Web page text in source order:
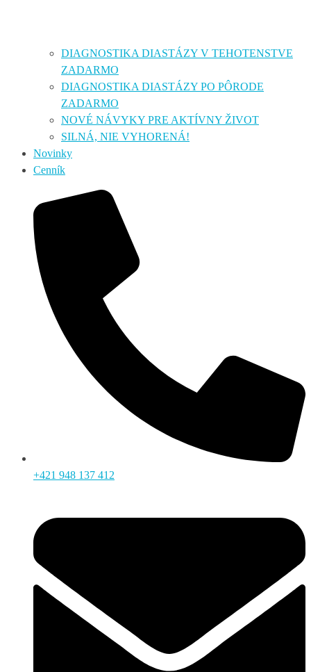
DIAGNOSTIKA DIASTÁZY V TEHOTENSTVE
ZADARMO
DIAGNOSTIKA DIASTÁZY PO PÔRODE
ZADARMO
NOVÉ NÁVYKY PRE AKTÍVNY ŽIVOT
SILNÁ, NIE VYHORENÁ!
Novinky
Cenník
+421 948 137 412